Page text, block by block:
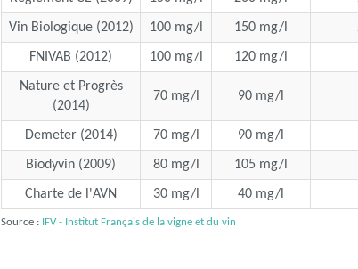
Vin Biologique (2012) 100 mg/l 150 mg/l
FNIVAB (2012) 100 mg/l 120 mg/l
Nature et Progrès
(2014)
70 mg/l 90 mg/l
Demeter (2014) 70 mg/l 90 mg/l
Biodyvin (2009) 80 mg/l 105 mg/l
Charte de l'AVN 30 mg/l 40 mg/l
Source : IFV - Institut Français de la vigne et du vin